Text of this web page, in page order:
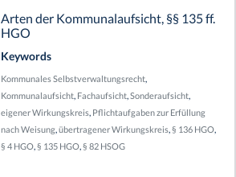
Arten der Kommunalaufsicht, §§ 135 ff.
HGO
Keywords
Kommunales Selbstverwaltungsrecht,
Kommunalaufsicht, Fachaufsicht,Sonderaufsicht,
eigener Wirkungskreis, Pflichtaufgaben zur Erfüllung
nach Weisung,übertragener Wirkungskreis,§ 136 HGO,
§ 4 HGO,§ 135 HGO,§ 82 HSOG